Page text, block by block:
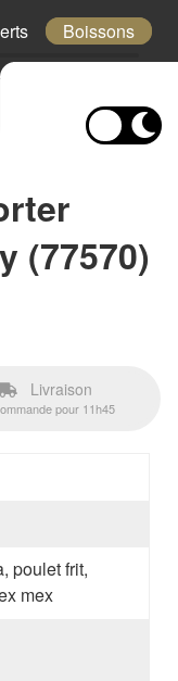
Boissons
(77570)
Livraison
pour 11h45
poulet frit,
mex